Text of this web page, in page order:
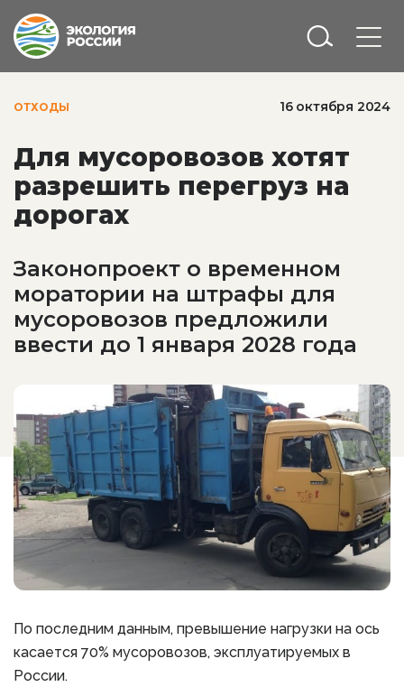
ОТХОДЫ 16 октября 2024
Для мусоровозов хотят
разрешить перегруз на
дорогах
Законопроект о временном
моратории на штрафы для
мусоровозов предложили
ввести до 1 января 2028 года
По последним данным, превышение нагрузки на ось
касается 70% мусоровозов, эксплуатируемых в
России.